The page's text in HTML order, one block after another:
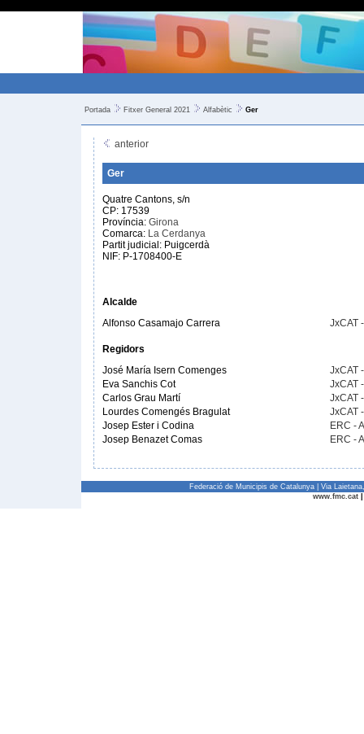
Portada Fitxer General 2021 Alfabètic Ger
anterior
Ger
Quatre Cantons, s/n
CP: 17539
Província: Girona
Comarca: La Cerdanya
Partit judicial: Puigcerdà
NIF: P-1708400-E
Alcalde
Alfonso Casamajo Carrera
JxCAT
Regidors
José María Isern Comenges
JxCAT
Eva Sanchis Cot
JxCAT
Carlos Grau Martí
JxCAT
Lourdes Comengés Bragulat
JxCAT
Josep Ester i Codina
ERC -
Josep Benazet Comas
ERC -
Federació de Municipis de Catalunya | Via
www.fmc.cat